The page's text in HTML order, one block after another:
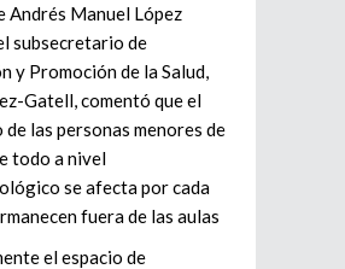
Andrés Manuel López
subsecretario de
y Promoción de la Salud,
Gatell, comentó que el
las personas menores de
todo a nivel
se afecta por cada
fuera de las aulas
el espacio de